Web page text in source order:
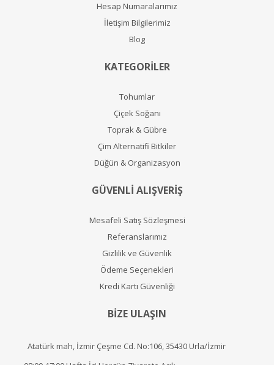
Hesap Numaralarımız
İletişim Bilgilerimiz
Blog
KATEGORİLER
Tohumlar
Çiçek Soğanı
Toprak & Gübre
Çim Alternatifi Bitkiler
Düğün & Organizasyon
GÜVENLİ ALIŞVERİŞ
Mesafeli Satış Sözleşmesi
Referanslarımız
Gizlilik ve Güvenlik
Ödeme Seçenekleri
Kredi Kartı Güvenliği
BİZE ULAŞIN
Atatürk mah, İzmir Çeşme Cd. No:106, 35430 Urla/İzmir